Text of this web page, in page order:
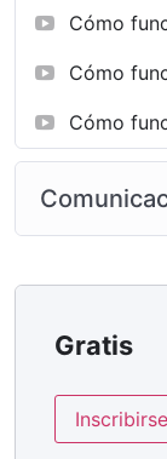
Cómo
Cómo
Cómo
Gratis